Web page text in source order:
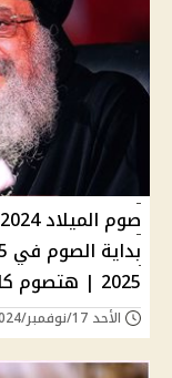
2025 | هتصوم كام يوم؟
الأحد 17/نوفمبر/2024 - 12:22 ص